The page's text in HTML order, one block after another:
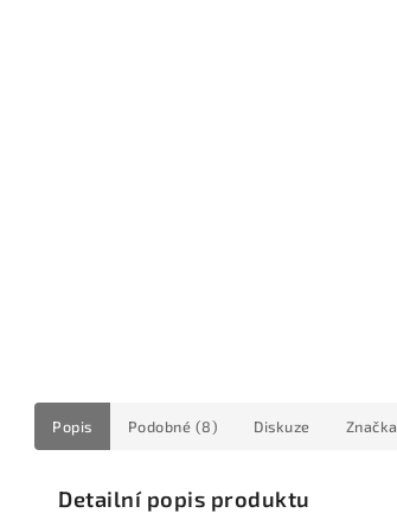
Popis Podobné (8) Diskuze Značka
Detailní popis produktu